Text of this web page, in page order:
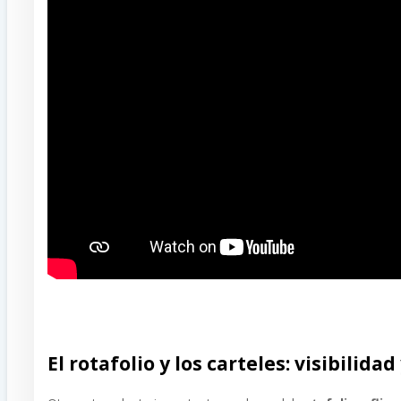
El rotafolio y los carteles: visibilidad